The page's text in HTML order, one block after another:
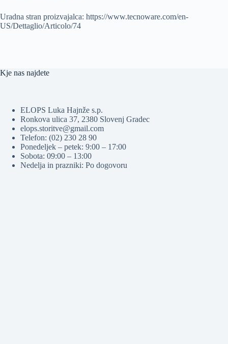
Uradna stran proizvajalca: https://www.tecnoware.com/en-
US/Dettaglio/Articolo/74
Kje nas najdete
ELOPS Luka Hajnže s.p.
Ronkova ulica 37, 2380 Slovenj Gradec
elops.storitve@gmail.com
Telefon: (02) 230 28 90
Ponedeljek – petek: 9:00 – 17:00
Sobota: 09:00 – 13:00
Nedelja in prazniki: Po dogovoru